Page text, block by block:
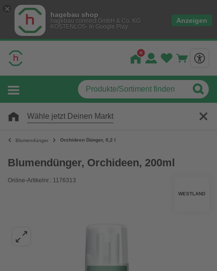
hagebau shop
hagebau connect GmbH & Co. KG
KOSTENLOS- In Google Play
Anzeigen
Wähle jetzt Deinen Markt
Blumendünger Orchideen Dünger, 0,2 l
Blumendünger, Orchideen, 200ml
Online-Artikelnr.: 1176313
WESTLAND